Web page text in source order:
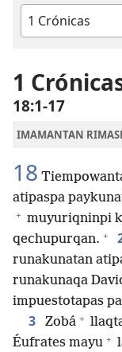
Libro
la
Biblia
1
18:1-17
IMAMANTAN
18
atipaspa
+ muyuriqninpi
qechupurqan. +
runakunatan
runakunaqa
impuestotapas
3 Zobá +
Éufrates mayu +